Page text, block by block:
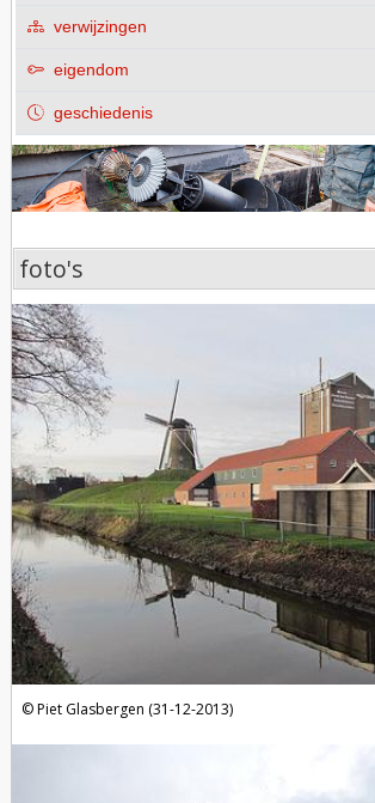
verwijzingen
eigendom
geschiedenis
foto's
foto's
Piet Glasbergen (31-12-2013)